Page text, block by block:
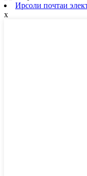
Ирсоли почтаи
x